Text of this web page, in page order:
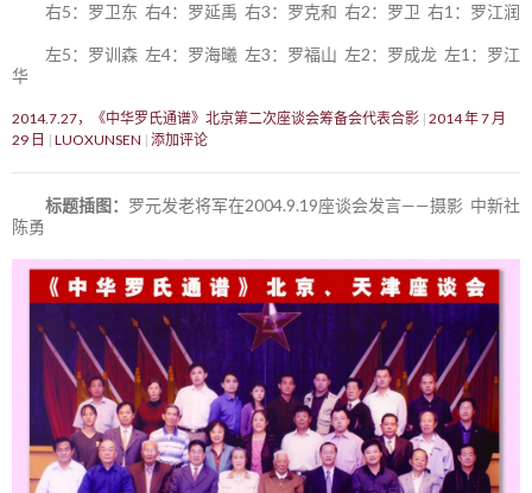
右5：罗卫东 右4：罗延禹 右3：罗克和 右2：罗卫 右1：罗江润
左5：罗训森 左4：罗海曦 左3：罗福山 左2：罗成龙 左1：罗江
华
2014.7.27，《中华罗氏通谱》北京第二次座谈会筹备会代表合影 2014 年 7 月
29 日
LUOXUNSEN 添加评论
标题插图： 罗元发老将军在2004.9.19座谈会发言——摄影 中新社
陈勇